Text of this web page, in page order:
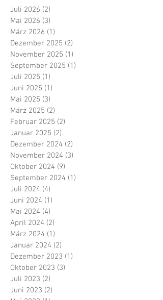
Juli 2026 (2)
Mai 2026 (3)
März 2026 (1)
Dezember 2025 (2)
November 2025 (1)
September 2025 (1)
Juli 2025 (1)
Juni 2025 (1)
Mai 2025 (3)
März 2025 (2)
Februar 2025 (2)
Januar 2025 (2)
Dezember 2024 (2)
November 2024 (3)
Oktober 2024 (9)
September 2024 (1)
Juli 2024 (4)
Juni 2024 (1)
Mai 2024 (4)
April 2024 (2)
März 2024 (1)
Januar 2024 (2)
Dezember 2023 (1)
Oktober 2023 (3)
Juli 2023 (2)
Juni 2023 (2)